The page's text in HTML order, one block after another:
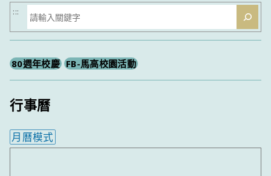
搜
尋
:::
80週年校慶 FB-馬高校園活動
行事曆
月曆模式